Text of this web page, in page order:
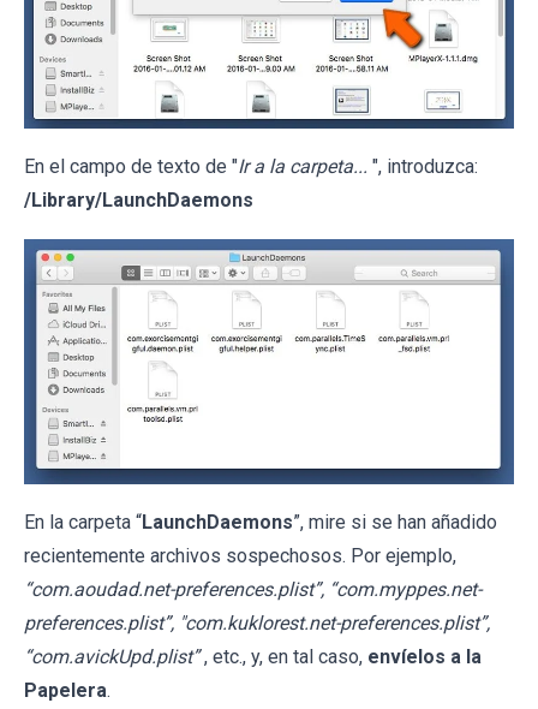
En el campo de texto de "Ir a la carpeta... ", introduzca:
/Library/LaunchDaemons
En la carpeta “LaunchDaemons”, mire si se han añadido
recientemente archivos sospechosos. Por ejemplo,
“com.aoudad.net-preferences.plist”, “com.myppes.net-
preferences.plist”, "com.kuklorest.net-preferences.plist”,
“com.avickUpd.plist” , etc., y, en tal caso, envíelos a la
Papelera.